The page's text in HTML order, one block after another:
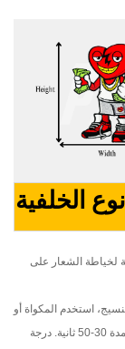
الخلفية
لخياطة الشعار على
استخدم المكواة أو
الجهاز الحراري، استخدم درجة حرارة 135-150℃ لتحميصه لمدة 30-50 ثانية. درجة